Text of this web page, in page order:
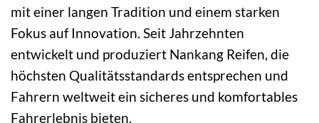
mit einer langen Tradition und einem starken
Fokus auf Innovation. Seit Jahrzehnten
entwickelt und produziert Nankang Reifen, die
höchsten Qualitätsstandards entsprechen und
Fahrern weltweit ein sicheres und komfortables
Fahrerlebnis bieten.